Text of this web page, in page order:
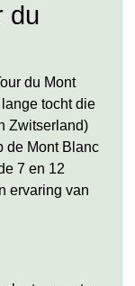
du
du Mont
tocht die
Zwitserland)
de Mont Blanc
7 en 12
ervaring van